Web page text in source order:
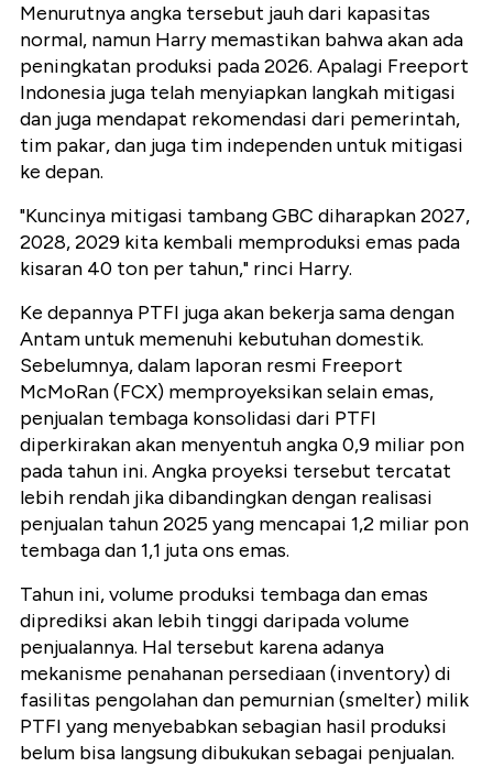
Menurutnya angka tersebut jauh dari kapasitas
normal, namun Harry memastikan bahwa akan ada
peningkatan produksi pada 2026. Apalagi Freeport
Indonesia juga telah menyiapkan langkah mitigasi
dan juga mendapat rekomendasi dari pemerintah,
tim pakar, dan juga tim independen untuk mitigasi
ke depan.
"Kuncinya mitigasi tambang GBC diharapkan 2027,
2028, 2029 kita kembali memproduksi emas pada
kisaran 40 ton per tahun," rinci Harry.
Ke depannya PTFI juga akan bekerja sama dengan
Antam untuk memenuhi kebutuhan domestik.
Sebelumnya, dalam laporan resmi Freeport
McMoRan (FCX) memproyeksikan selain emas,
penjualan tembaga konsolidasi dari PTFI
diperkirakan akan menyentuh angka 0,9 miliar pon
pada tahun ini. Angka proyeksi tersebut tercatat
lebih rendah jika dibandingkan dengan realisasi
penjualan tahun 2025 yang mencapai 1,2 miliar pon
tembaga dan 1,1 juta ons emas.
Tahun ini, volume produksi tembaga dan emas
diprediksi akan lebih tinggi daripada volume
penjualannya. Hal tersebut karena adanya
mekanisme penahanan persediaan (inventory) di
fasilitas pengolahan dan pemurnian (smelter) milik
PTFI yang menyebabkan sebagian hasil produksi
belum bisa langsung dibukukan sebagai penjualan.